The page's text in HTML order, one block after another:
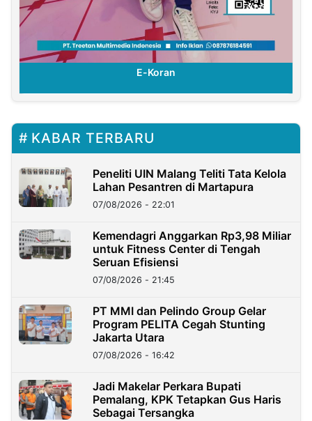
E-Koran
KABAR TERBARU
Peneliti UIN Malang Teliti Tata Kelola
Lahan Pesantren di Martapura
07/08/2026 - 22:01
Kemendagri Anggarkan Rp3,98 Miliar
untuk Fitness Center di Tengah
Seruan Efisiensi
07/08/2026 - 21:45
PT MMI dan Pelindo Group Gelar
Program PELITA Cegah Stunting
Jakarta Utara
07/08/2026 - 16:42
Jadi Makelar Perkara Bupati
Pemalang, KPK Tetapkan Gus Haris
Sebagai Tersangka